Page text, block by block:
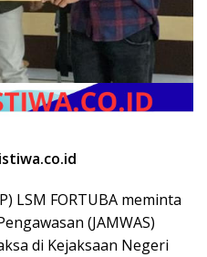
LSM FORTUBA meminta
(JAMWAS)
di Kejaksaan Negeri